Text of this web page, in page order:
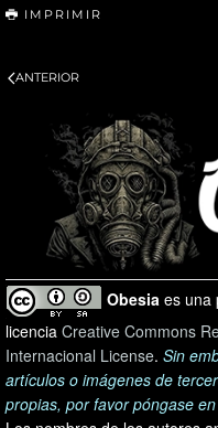
IMPRIMIR
ANTERIOR
Obesia es una
licencia Creative Commons
Internacional License. Sin
artículos o imágenes de
propias, por favor póngase